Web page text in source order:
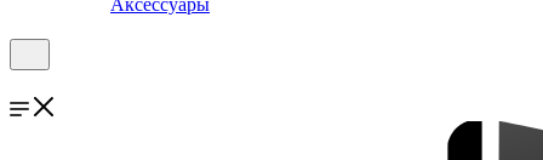
Аксессуары